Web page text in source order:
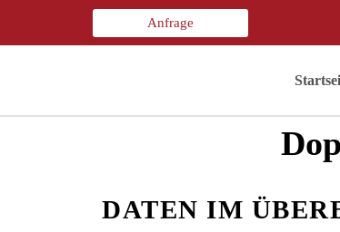
Anfrage
DATEN IM